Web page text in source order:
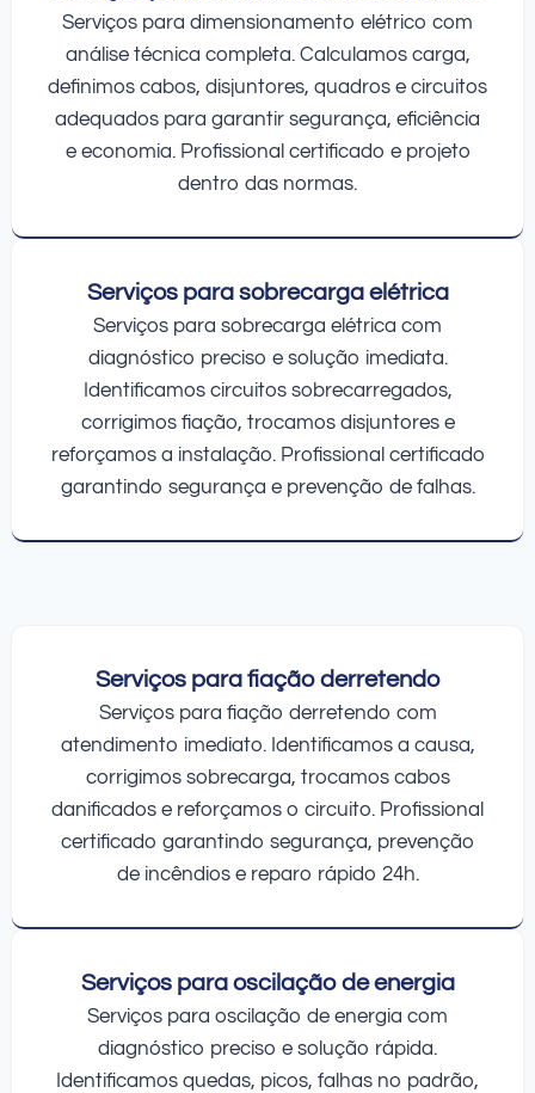
Serviços para dimensionamento elétrico com
análise técnica completa. Calculamos carga,
definimos cabos, disjuntores, quadros e circuitos
adequados para garantir segurança, eficiência
e economia. Profissional certificado e projeto
dentro das normas.
Serviços para sobrecarga elétrica
Serviços para sobrecarga elétrica com
diagnóstico preciso e solução imediata.
Identificamos circuitos sobrecarregados,
corrigimos fiação, trocamos disjuntores e
reforçamos a instalação. Profissional certificado
garantindo segurança e prevenção de falhas.
Serviços para fiação derretendo
Serviços para fiação derretendo com
atendimento imediato. Identificamos a causa,
corrigimos sobrecarga, trocamos cabos
danificados e reforçamos o circuito. Profissional
certificado garantindo segurança, prevenção
de incêndios e reparo rápido 24h.
Serviços para oscilação de energia
Serviços para oscilação de energia com
diagnóstico preciso e solução rápida.
Identificamos quedas, picos, falhas no padrão,